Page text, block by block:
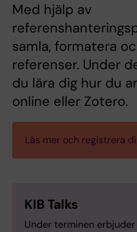
Med hjälp av
samla, formatera
referenser. Under
du lära dig hur du
online eller Zotero.
Läs mer och registrera
KIB Talks
Under terminen erbjuder